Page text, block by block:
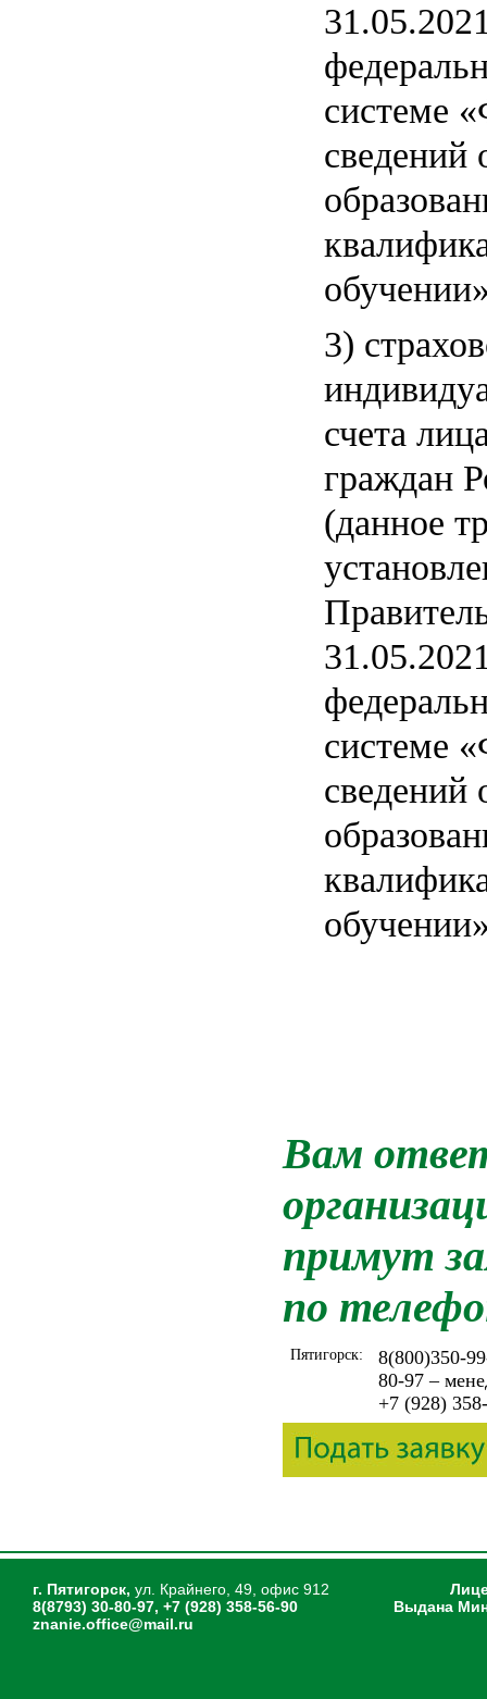
системе
сведений
3)
счета
граждан
(данное
системе
сведений
Вам
примут
по
Пятигорск:
8(800)350-
80-97 –
+7 (928)
г. Пятигорск, ул. Крайнего, 49, офис 912
8(8793) 30-80-97, +7 (928) 358-56-90
znanie.office@mail.ru
Выдана